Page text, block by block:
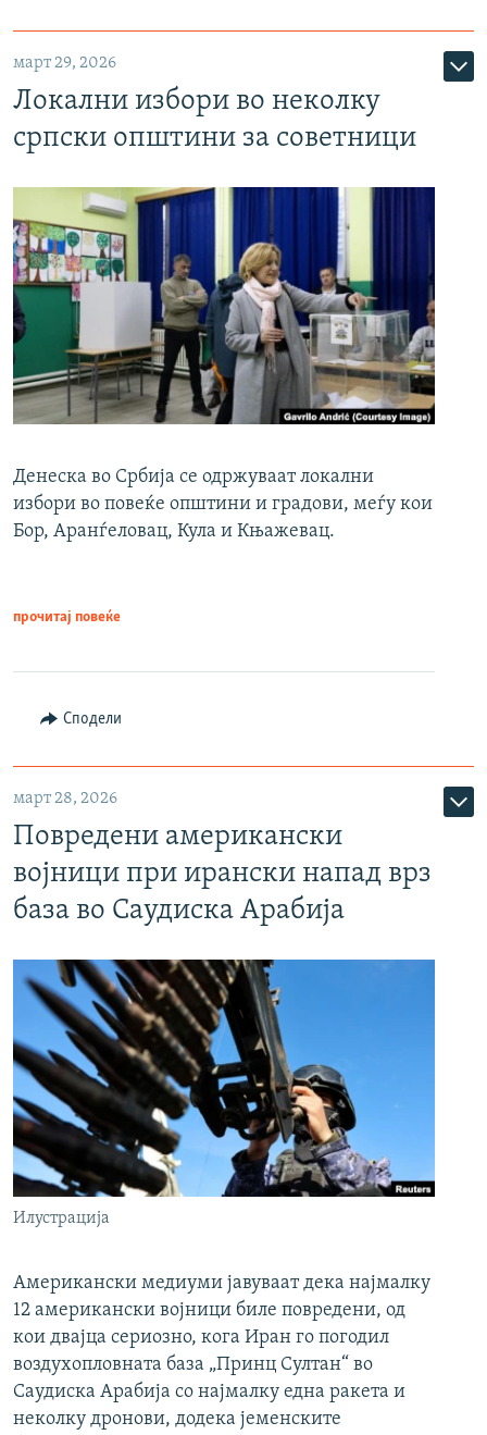
март 29, 2026
Локални избори во неколку
српски општини за советници
Денеска во Србија се одржуваат локални
избори во повеќе општини и градови, меѓу кои
Бор, Аранѓеловац, Кула и Књажевац.
прочитај повеќе
Сподели
март 28, 2026
Повредени американски
војници при ирански напад врз
база во Саудиска Арабија
Илустрација
Американски медиуми јавуваат дека најмалку
12 американски војници биле повредени, од
кои двајца сериозно, кога Иран го погодил
воздухопловната база „Принц Султан“ во
Саудиска Арабија со најмалку една ракета и
неколку дронови, додека јеменските